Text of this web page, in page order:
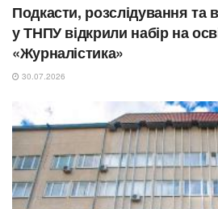
Подкасти, розслідування та
у ТНПУ відкрили набір на
«Журналістика»
30.07.2026